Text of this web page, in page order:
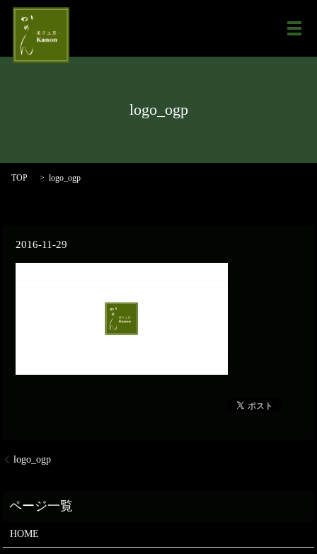
メ
logo_ogp
TOP logo_ogp
2016-11-29
logo_ogp
HOME